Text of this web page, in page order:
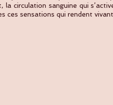
la circulation sanguine qui
ces sensations qui rendent